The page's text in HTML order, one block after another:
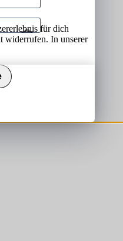
für dich
widerrufen. In unserer